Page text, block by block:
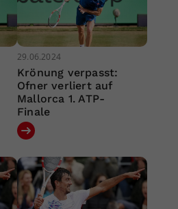
29.06.2024
Krönung verpasst:
Ofner verliert auf
Mallorca 1. ATP-
Finale